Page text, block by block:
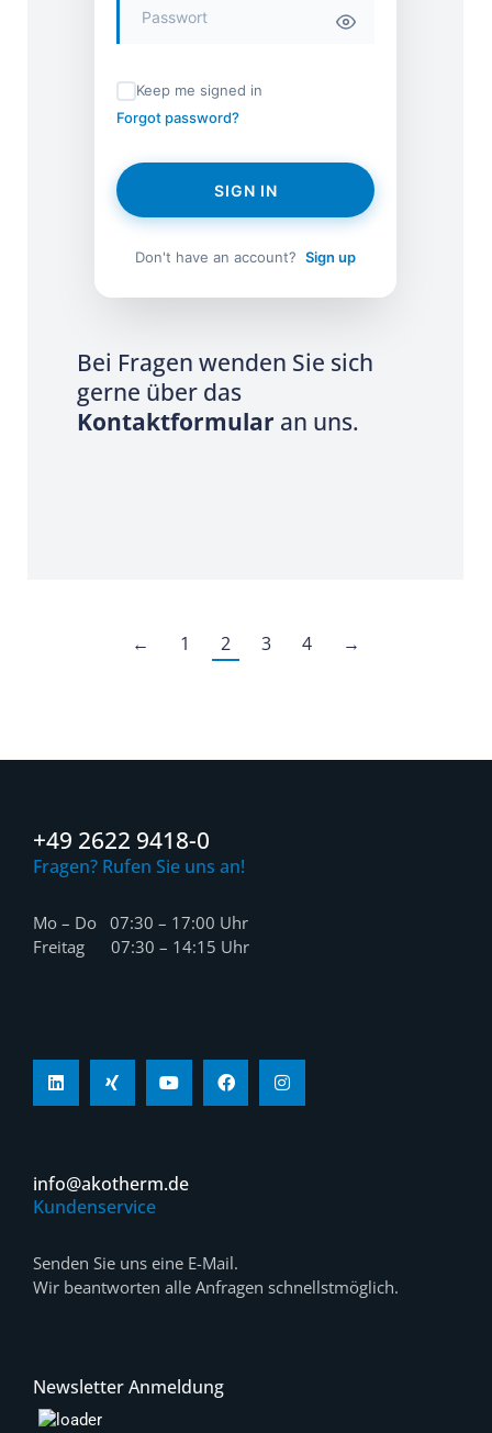
Keep me signed in
Forgot password?
SIGN IN
Don't have an account? Sign up
Bei Fragen wenden Sie sich
gerne über das
Kontaktformular an uns.
← 1 2 3 4 →
+49 2622 9418-0
Fragen? Rufen Sie uns an!
Mo – Do 07:30 – 17:00 Uhr
Freitag 07:30 – 14:15 Uhr
info@akotherm.de
Kundenservice
Senden Sie uns eine E-Mail.
Wir beantworten alle Anfragen schnellstmöglich.
Newsletter Anmeldung